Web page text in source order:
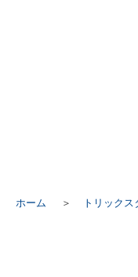
ホーム トリック